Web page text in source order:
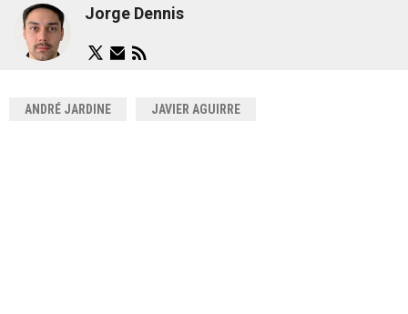
Jorge Dennis
ANDRÉ JARDINE JAVIER AGUIRRE